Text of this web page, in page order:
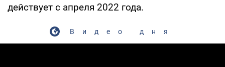
действует с апреля 2022 года.
Видео дня